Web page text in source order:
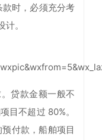
时，必须充分考
。
贷款金额一般不
目不超过 80%。
付款，船舶项目